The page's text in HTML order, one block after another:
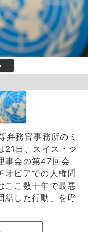
弁務官事務所のミ
21日、スイス・ジ
事会の第47回会
オピアでの人権問
ここ数十年で最悪
結した行動」を呼